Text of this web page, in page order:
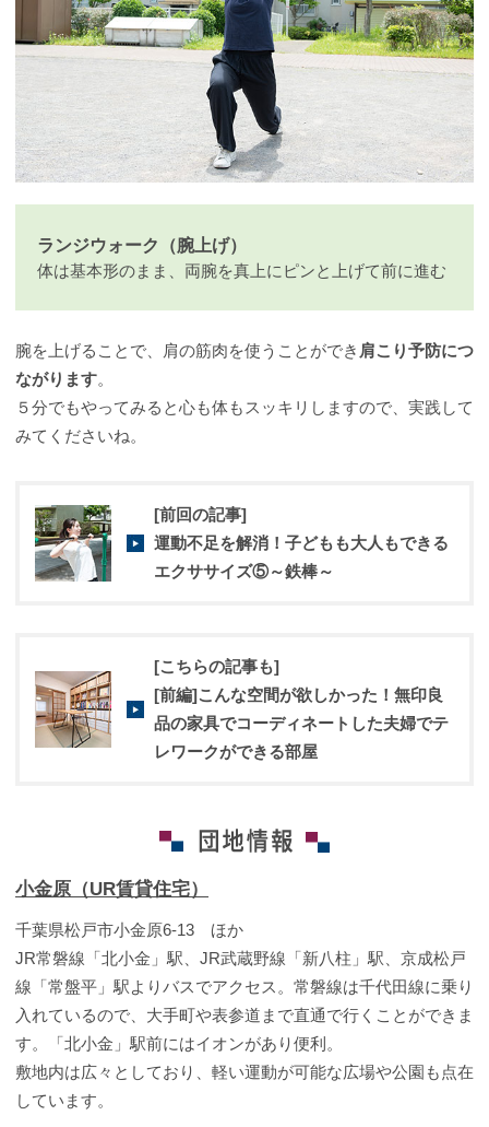
ランジウォーク（腕上げ）
体は基本形のまま、両腕を真上にピンと上げて前に進む
腕を上げることで、肩の筋肉を使うことができ 肩こり予防につ
ながります。
５分でもやってみると心も体もスッキリしますので、実践して
みてくださいね。
[前回の記事]
運動不足を解消！子どもも大人もできる
エクササイズ⑤～鉄棒～
[こちらの記事も]
[前編]こんな空間が欲しかった！無印良
品の家具でコーディネートした夫婦でテ
レワークができる部屋
小金原（UR賃貸住宅）
千葉県松戸市小金原6-13 ほか
JR常磐線「北小金」駅、JR武蔵野線「新八柱」駅、京成松戸
線「常盤平」駅よりバスでアクセス。常磐線は千代田線に乗り
入れているので、大手町や表参道まで直通で行くことができま
す。「北小金」駅前にはイオンがあり便利。
敷地内は広々としており、軽い運動が可能な広場や公園も点在
しています。